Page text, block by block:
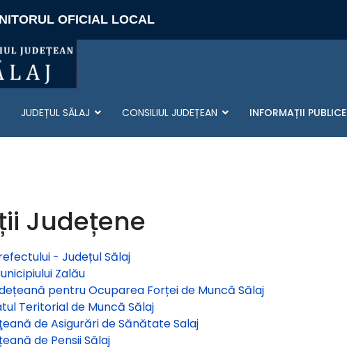
OFICIAL LOCAL
JUDEȚUL SĂLAJ CONSILIUL JUDEȚEAN INFORMAȚII PUBLICE
Județene
- Județul Sălaj
Zalău
pentru Ocuparea Forței de Muncă Sălaj
Teritorial de Muncă Sălaj
de Asigurări de Sănătate Salaj
de Pensii Sălaj